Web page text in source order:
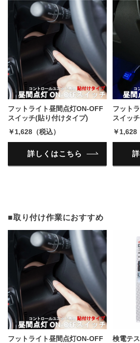
フットライト昼間点灯ON-OFF
スイッチ(貼り付けタイプ)
￥1,628（税込）
詳しくはこちら
フット
スイッ
￥1,628
■取り付け作業におすすめ
フットライト昼間点灯ON-OFF
検電テ